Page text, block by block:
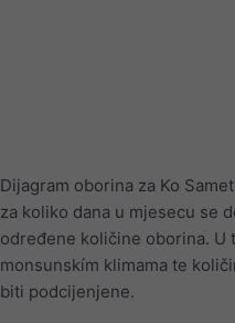
Dijagram oborina za Ko
za koliko dana u mjesecu se
određene količine oborina. U
monsunskím klimama te
biti podcijenjene.